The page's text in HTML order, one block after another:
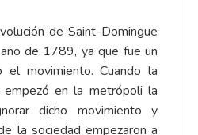
de Saint-Domingue
de 1789, ya que fue un
movimiento. Cuando la
empezó en la metrópoli la
dicho movimiento y
la sociedad empezaron a